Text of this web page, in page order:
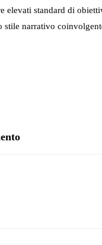
elevati standard di
stile narrativo